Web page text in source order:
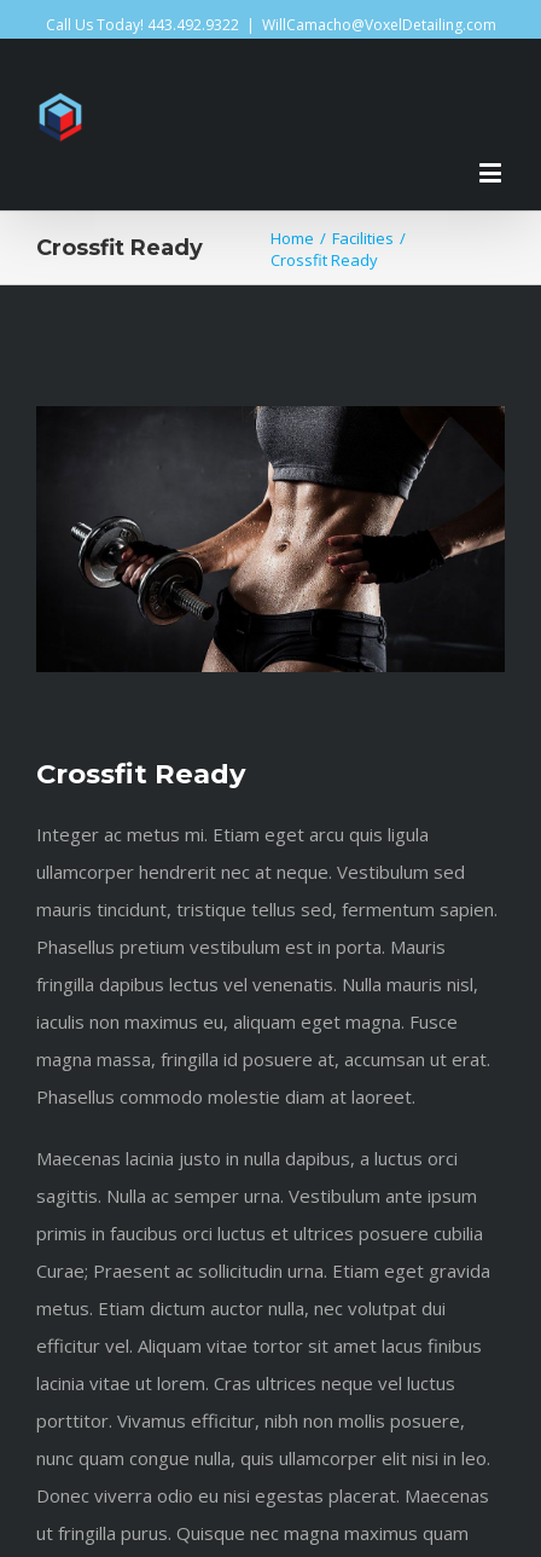
Call Us Today! 443.492.9322 | WillCamacho@VoxelDetailing.com
Crossfit Ready Home / Facilities /
Crossfit Ready
Crossfit Ready
Integer ac metus mi. Etiam eget arcu quis ligula
ullamcorper hendrerit nec at neque. Vestibulum sed
mauris tincidunt, tristique tellus sed, fermentum sapien.
Phasellus pretium vestibulum est in porta. Mauris
fringilla dapibus lectus vel venenatis. Nulla mauris nisl,
iaculis non maximus eu, aliquam eget magna. Fusce
magna massa, fringilla id posuere at, accumsan ut erat.
Phasellus commodo molestie diam at laoreet.
Maecenas lacinia justo in nulla dapibus, a luctus orci
sagittis. Nulla ac semper urna. Vestibulum ante ipsum
primis in faucibus orci luctus et ultrices posuere cubilia
Curae; Praesent ac sollicitudin urna. Etiam eget gravida
metus. Etiam dictum auctor nulla, nec volutpat dui
efficitur vel. Aliquam vitae tortor sit amet lacus finibus
lacinia vitae ut lorem. Cras ultrices neque vel luctus
porttitor. Vivamus efficitur, nibh non mollis posuere,
nunc quam congue nulla, quis ullamcorper elit nisi in leo.
Donec viverra odio eu nisi egestas placerat. Maecenas
ut fringilla purus. Quisque nec magna maximus quam